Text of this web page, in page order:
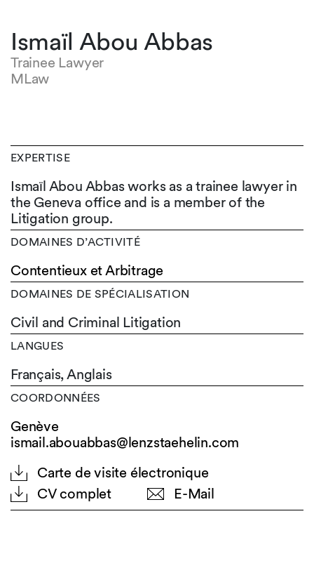
Ismaïl Abou Abbas
Trainee Lawyer
MLaw
EXPERTISE
Ismaïl Abou Abbas works as a trainee lawyer in
the Geneva office and is a member of the
Litigation group.
DOMAINES D’ACTIVITÉ
Contentieux et Arbitrage
DOMAINES DE SPÉCIALISATION
Civil and Criminal Litigation
LANGUES
Français,Anglais
COORDONNÉES
Genève
ismail.abouabbas@lenzstaehelin.com
Carte de visite électronique
CV complet
E-Mail